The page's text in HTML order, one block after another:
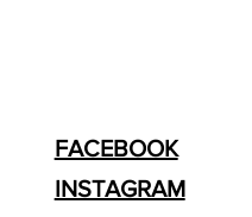
FACEBOOK
INSTAGRAM